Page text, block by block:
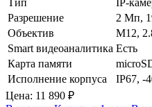
Разрешение
2 Мп,
Объектив
М12,
Smart видеоаналитика Есть
Карта памяти
Исполнение корпуса
IP67, -
Цена: 11 890 ₽